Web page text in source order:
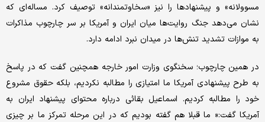
مسوولانه»‌ و پیشنهادها را نیز «سخاوتمندانه» توصیف کرد. مساله‌ای که
نشان می‌دهد جنگ روایت‌ها میان ایران و آمریکا بر سر چارچوب مذاکرات
به موازات تشدید تنش‌ها در میدان نبرد ادامه دارد.
در همین چارچوب؛ سخنگوی وزارت امور خارجه همچنین گفت که در پاسخ
به طرح پیشنهادی آمریکا ما امتیازی را مطالبه نکردیم، بلکه حقوق مشروع
خود را مطالبه کردیم. اسماعیل بقائی درباره محتوای پیشنهاد ایران به
آمریکا گفت:« ما قبلا هم گفته بودیم که در این مرحله تمرکز ما بر چیزی